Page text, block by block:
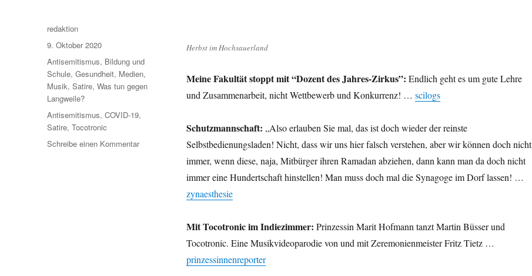
Herbst im Hochsauerland
Meine Fakultät stoppt mit “Dozent des Jahres-Zirkus”: Endlich geht es um gute Lehre
und Zusammenarbeit, nicht Wettbewerb und Konkurrenz! … scilogs
Schutzmannschaft: „Also erlauben Sie mal, das ist doch wieder der reinste
Selbstbedienungsladen! Nicht, dass wir uns hier falsch verstehen, aber wir können doch nicht
immer, wenn diese, naja, Mitbürger ihren Ramadan abziehen, dann kann man da doch nicht
immer eine Hundertschaft hinstellen! Man muss doch mal die Synagoge im Dorf lassen! …
zynaesthesie
Mit Tocotronic im Indiezimmer: Prinzessin Marit Hofmann tanzt Martin Büsser und
Tocotronic. Eine Musikvideoparodie von und mit Zeremonienmeister Fritz Tietz …
prinzessinnenreporter
Autor
redaktion
Veröffentlicht
am
9. Oktober 2020
Kategorien
Antisemitismus, Bildung und
Schule,Gesundheit, Medien,
Musik,Satire,Was tun gegen
Langweile?
Schlagwörter
Antisemitismus,COVID-19,
Satire,Tocotronic
Schreibe einen Kommentarzu